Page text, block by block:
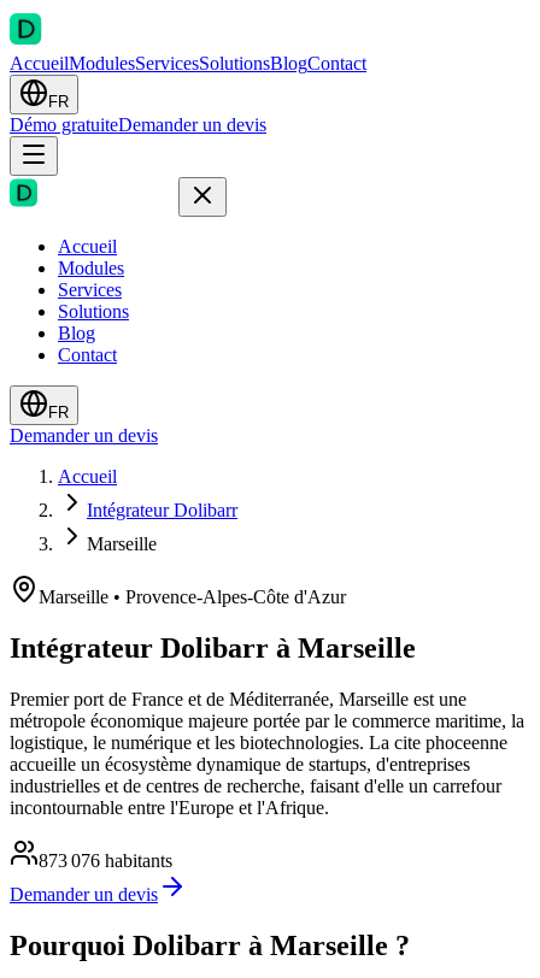
AccueilModulesServicesSolutionsBlogContact
FR
Démo gratuiteDemander un devis
Accueil
Modules
Services
Solutions
Blog
Contact
FR
Demander un devis
Accueil
Intégrateur Dolibarr
Marseille
Marseille • Provence-Alpes-Côte d'Azur
Intégrateur Dolibarr à Marseille
Premier port de France et de Méditerranée, Marseille est une
métropole économique majeure portée par le commerce maritime, la
logistique, le numérique et les biotechnologies. La cite phoceenne
accueille un écosystème dynamique de startups, d'entreprises
industrielles et de centres de recherche, faisant d'elle un carrefour
incontournable entre l'Europe et l'Afrique.
873 076 habitants
Demander un devis
Pourquoi Dolibarr à Marseille ?